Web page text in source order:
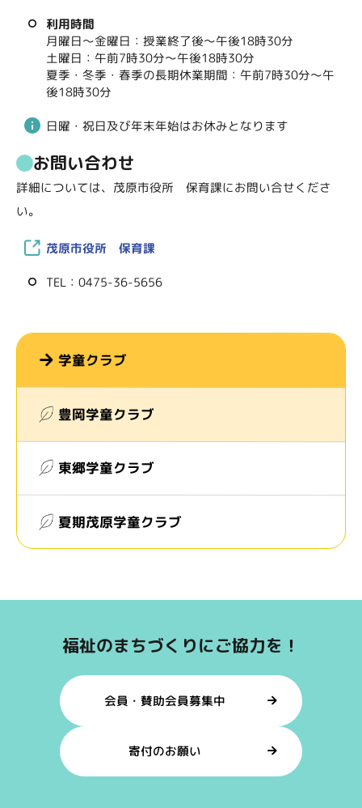
利用時間
月曜日～金曜日：授業終了後～午後18時30分
土曜日：午前7時30分～午後18時30分
夏季・冬季・春季の長期休業期間：午前7時30分～午
後18時30分
日曜・祝日及び年末年始はお休みとなります
お問い合わせ
詳細については、茂原市役所 保育課にお問い合せくださ
い。
茂原市役所 保育課
TEL：0475-36-5656
学童クラブ
豊岡学童クラブ
東郷学童クラブ
夏期茂原学童クラブ
福祉のまちづくりにご協力を！
会員・賛助会員募集中
寄付のお願い